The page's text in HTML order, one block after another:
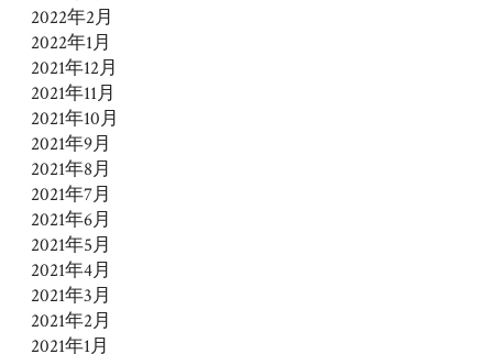
2022年2月
2022年1月
2021年12月
2021年11月
2021年10月
2021年9月
2021年8月
2021年7月
2021年6月
2021年5月
2021年4月
2021年3月
2021年2月
2021年1月